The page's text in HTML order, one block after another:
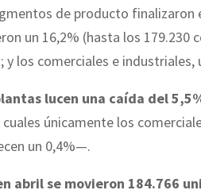
de producto finalizaron
un 16,2% (hasta los 179.230
los comerciales e industriales,
lucen una caída del
únicamente los
un 0,4%—.
abril se movieron 184.766